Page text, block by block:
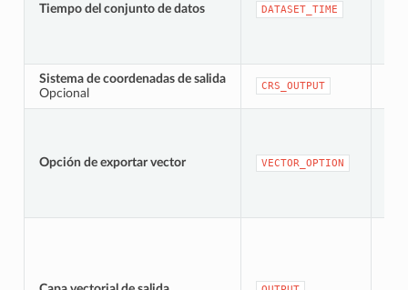
Tiempo del conjunto de datos DATASET_TIME
Sistema de coordenadas de salida
Opcional
CRS_OUTPUT
Opción de exportar vector VECTOR_OPTION